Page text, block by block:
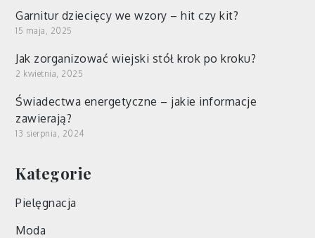
Garnitur dziecięcy we wzory – hit czy kit?
15 maja, 2025
Jak zorganizować wiejski stół krok po kroku?
2 kwietnia, 2025
Świadectwa energetyczne – jakie informacje
zawierają?
13 sierpnia, 2024
Kategorie
Pielęgnacja
Moda